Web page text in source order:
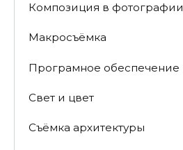
Композиция в фотографии
Макросъёмка
Програмное обеспечение
Свет и цвет
Съёмка архитектуры